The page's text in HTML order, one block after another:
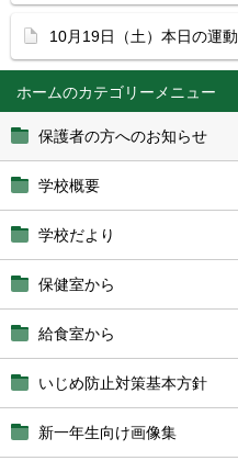
ホーム
保護者の方へのお知らせ
学校概要
学校だより
保健室から
給食室から
いじめ防止対策基本方針
新一年生向け画像集
10月19日（土）本日の運